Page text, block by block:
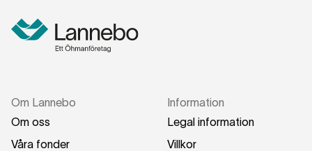
Om Lannebo
Om oss
Våra fonder
Information
Legal information
Villkor